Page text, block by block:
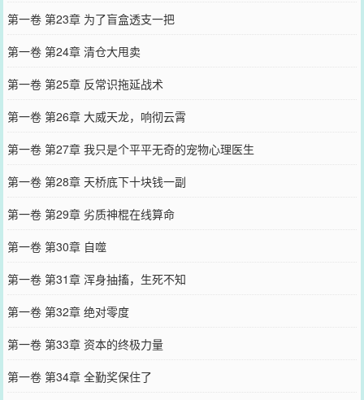
第一卷 第23章 为了盲盒透支一把
第一卷 第24章 清仓大甩卖
第一卷 第25章 反常识拖延战术
第一卷 第26章 大威天龙，响彻云霄
第一卷 第27章 我只是个平平无奇的宠物心理医生
第一卷 第28章 天桥底下十块钱一副
第一卷 第29章 劣质神棍在线算命
第一卷 第30章 自噬
第一卷 第31章 浑身抽搐，生死不知
第一卷 第32章 绝对零度
第一卷 第33章 资本的终极力量
第一卷 第34章 全勤奖保住了